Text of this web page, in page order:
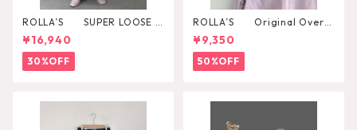
ROLLA’S SUPER LOOSE B
LACK STONE
¥16,940
30%OFF
ROLLA’S Original Overal
l¥9,350
50%OFF